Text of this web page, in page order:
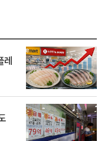
레